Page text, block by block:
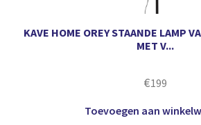
KAVE HOME OREY STAANDE LAMP
MET V...
€199
Toevoegen aan